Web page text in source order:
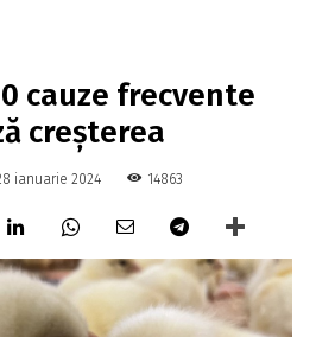
cauze frecvente
creșterea
ianuarie 2024 14863